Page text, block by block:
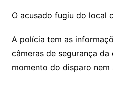
O acusado fugiu do local
A polícia tem as
câmeras de segurança
momento do disparo